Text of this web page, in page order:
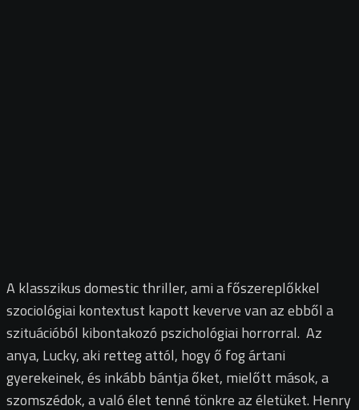
A klasszikus domestic thriller, ami a főszereplőkkel
szociológiai kontextust kapott keverve van az ebből a
szituációból kibontakozó pszichológiai horrorral. Az
anya, Lucky, aki retteg attól, hogy ő fog ártani
gyerekeinek, és inkább bántja őket, mielőtt mások, a
szomszédok, a való élet tenné tönkre az életüket. Henry